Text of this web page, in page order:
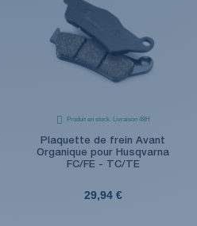
Produit en stock. Livraison 48H
Plaquette de frein Avant
Organique pour Husqvarna
FC/FE - TC/TE
29,94 €